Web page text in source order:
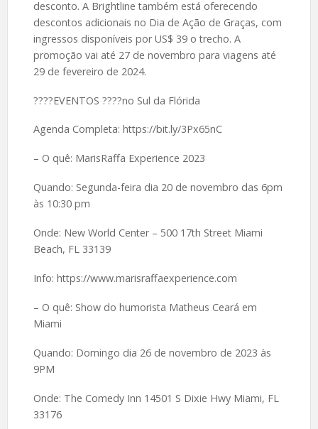
desconto. A Brightline também está oferecendo
descontos adicionais no Dia de Ação de Graças, com
ingressos disponíveis por US$ 39 o trecho. A
promoção vai até 27 de novembro para viagens até
29 de fevereiro de 2024.
????EVENTOS ????no Sul da Flórida
Agenda Completa: https://bit.ly/3Px65nC
– O quê: MarisRaffa Experience 2023
Quando: Segunda-feira dia 20 de novembro das 6pm
às 10:30 pm
Onde: New World Center – 500 17th Street Miami
Beach, FL 33139
Info: https://www.marisraffaexperience.com
– O quê: Show do humorista Matheus Ceará em
Miami
Quando: Domingo dia 26 de novembro de 2023 às
9PM
Onde: The Comedy Inn 14501 S Dixie Hwy Miami, FL
33176